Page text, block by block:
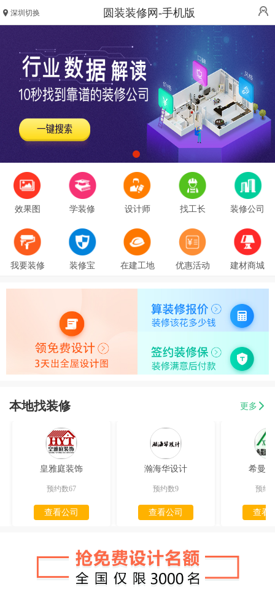
深圳切换 圆装装修网-手机版
效果图 学装修 设计师 找工长 装修公司
我要装修 装修宝 在建工地 优惠活动 建材商城
本地找装修 更多
皇雅庭装饰
预约数67
查看公司
瀚海华设计
预约数9
查看公司
希曼
预约
查看